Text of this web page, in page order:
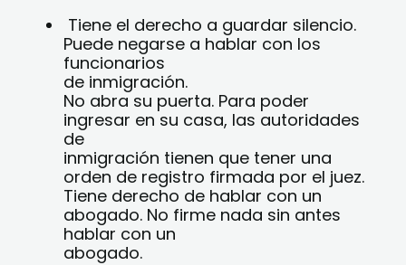
Tiene el derecho a guardar silencio.
Puede negarse a hablar con los
funcionarios
de inmigración.
No abra su puerta. Para poder
ingresar en su casa, las autoridades
de
inmigración tienen que tener una
orden de registro firmada por el juez.
Tiene derecho de hablar con un
abogado. No firme nada sin antes
hablar con un
abogado.